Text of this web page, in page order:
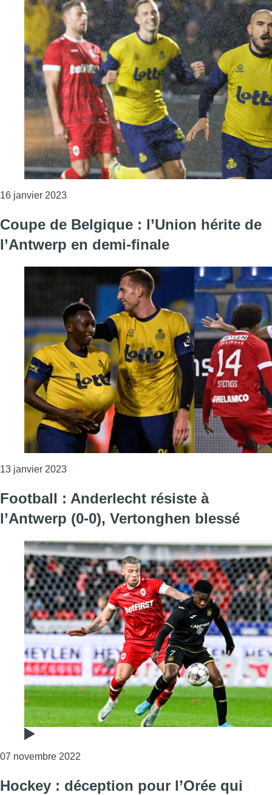
16 janvier 2023Consulter l'article "L’Union Saint-Gilloise bat
Coupe de Belgique : l’Union hérite de
l’Antwerp en demi-finale
13 janvier 2023Consulter l'article "Coupe de Belgique :
Football : Anderlecht résiste à
l’Antwerp (0-0), Vertonghen blessé
07 novembre 2022
Hockey : déception pour l’Orée qui